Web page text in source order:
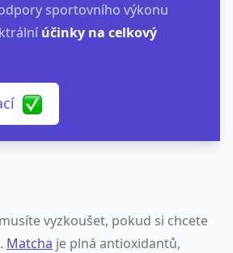
sportovního výkonu
účinky na celkový
vyzkoušet, pokud si chcete
Matcha je plná antioxidantů,